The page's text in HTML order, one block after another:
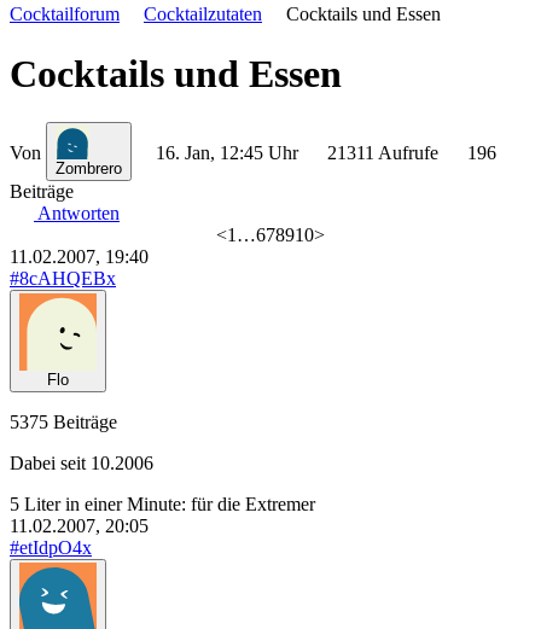
Cocktailforum
Cocktailzutaten Cocktails und Essen
Cocktails und Essen
Von
Zombrero
16. Jan, 12:45 Uhr 21311 Aufrufe
196
Beiträge
Antworten
<1 …678910>
11.02.2007, 19:40
#8cAHQEBx
Flo
5375 Beiträge
Dabei seit 10.2006
5 Liter in einer Minute: für die Extremer
11.02.2007, 20:05
#etIdpO4x